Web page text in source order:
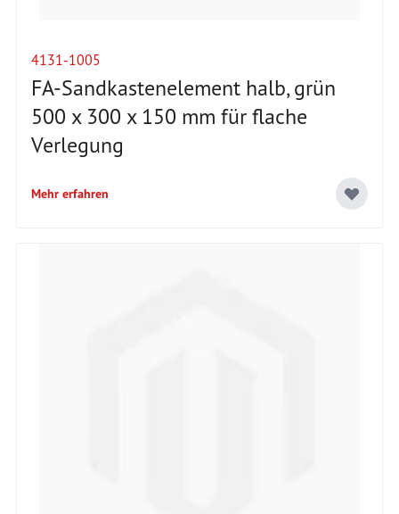
4131-1005
FA-Sandkastenelement halb, grün
500 x 300 x 150 mm für flache
Verlegung
Mehr erfahren